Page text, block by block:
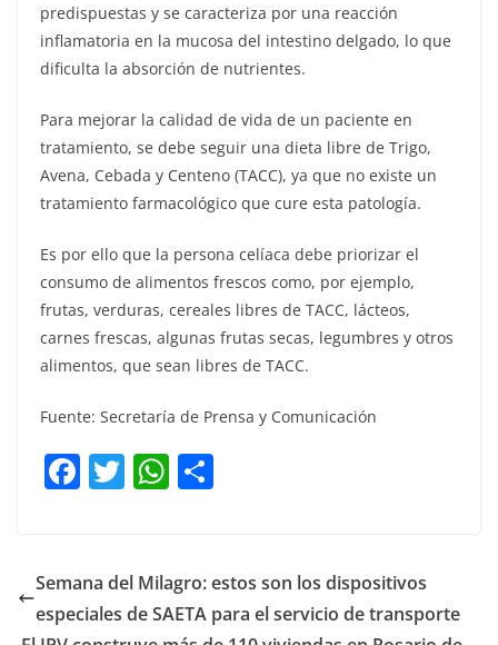
predispuestas y se caracteriza por una reacción
inflamatoria en la mucosa del intestino delgado, lo que
dificulta la absorción de nutrientes.
Para mejorar la calidad de vida de un paciente en
tratamiento, se debe seguir una dieta libre de Trigo,
Avena, Cebada y Centeno (TACC), ya que no existe un
tratamiento farmacológico que cure esta patología.
Es por ello que la persona celíaca debe priorizar el
consumo de alimentos frescos como, por ejemplo,
frutas, verduras, cereales libres de TACC, lácteos,
carnes frescas, algunas frutas secas, legumbres y otros
alimentos, que sean libres de TACC.
Fuente: Secretaría de Prensa y Comunicación
F
e
b
T
er
W
s
A
p
ar
Semana del Milagro: estos son los dispositivos
especiales de SAETA para el servicio de transporte